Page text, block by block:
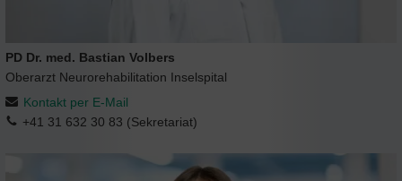
PD Dr. med. Bastian Volbers
Oberarzt Neurorehabilitation Inselspital
Kontakt per E-Mail
+41 31 632 30 83 (Sekretariat)